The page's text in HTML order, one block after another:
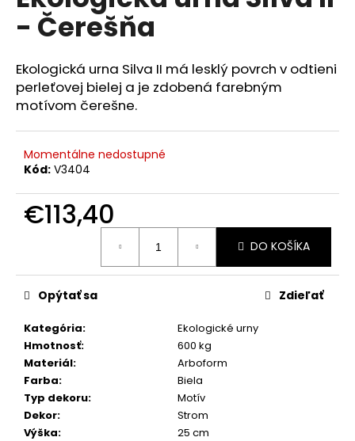
z
hviezdičiek.
- Čerešňa
Ekologická urna Silva II má lesklý povrch v odtieni
perleťovej bielej a je zdobená farebným
motívom čerešne.
Momentálne nedostupné
Kód: V3404
€113,40
DO KOŠÍKA
Kategória:
Ekologické urny
Hmotnosť:
600 kg
Materiál:
Arboform
Farba:
Biela
Typ dekoru:
Motív
Dekor:
Strom
Výška:
25 cm
Opýtať sa Zdieľať
á
s
ť
?
d
p
o
ú
č
a
m
e